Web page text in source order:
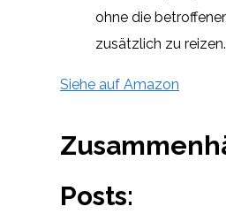
ohne die
zusätzlich zu reizen.
Siehe auf Amazon
Posts: